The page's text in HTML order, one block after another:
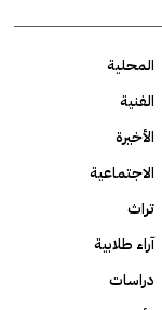
المحلية
الفنية
الأخيرة
الاجتماعية
تراث
آراء طلابية
دراسات